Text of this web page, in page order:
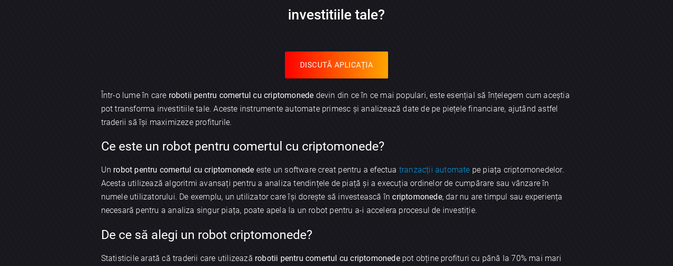
investitiile tale?
DISCUTĂ APLICAȚIA
Într-o lume în care robotii pentru comertul cu criptomonede devin din ce în ce mai populari, este esențial să înțelegem cum aceștia
pot transforma investitiile tale. Aceste instrumente automate primesc și analizează date de pe piețele financiare, ajutând astfel
traderii să își maximizeze profiturile.
Ce este un robot pentru comertul cu criptomonede?
Un robot pentru comertul cu criptomonede este un software creat pentru a efectua tranzacții automate pe piața criptomonedelor.
Acesta utilizează algoritmi avansați pentru a analiza tendințele de piață și a execuția ordinelor de cumpărare sau vânzare în
numele utilizatorului. De exemplu, un utilizator care își dorește să investească încriptomonede, dar nu are timpul sau experiența
necesară pentru a analiza singur piața, poate apela la un robot pentru a-i accelera procesul de investiție.
De ce să alegi un robot criptomonede?
Statisticile arată că traderii care utilizează robotii pentru comertul cu criptomonedepot obține profituri cu până la 70% mai mari